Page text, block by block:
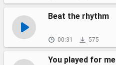
Beat the rhythm
00:31 575
You played for me